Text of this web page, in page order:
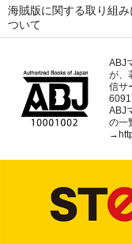
海賊版に関する取り組み
ついて
ABJ
が、
信サ
ABJ
の一
→